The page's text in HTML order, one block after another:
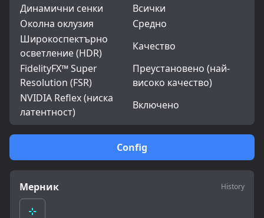
Config
Мерник History
Динамични сенки
Всички
Околна оклузия
Средно
Широкоспектърно
осветление (HDR)
Качество
FidelityFX™ Super
Resolution (FSR)
Преустановено (най-
високо качество)
NVIDIA Reflex (ниска
латентност)
Включено